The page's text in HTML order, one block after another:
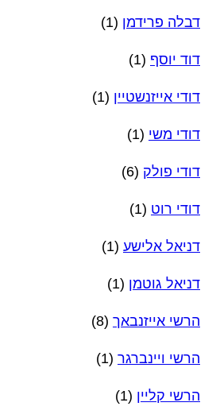
דבלה פרידמן (1)
דוד יוסף (1)
דודי אייזנשטיין (1)
דודי משי (1)
דודי פולק (6)
דודי רוט (1)
דניאל אלישע (1)
דניאל גוטמן (1)
הרשי אייזנבאך (8)
הרשי ויינברגר (1)
הרשי קליין (1)